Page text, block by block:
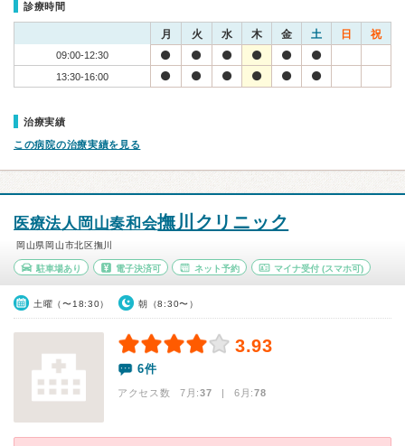
診療時間
月 火 水 木 金 土 日 祝
09:00-12:30
13:30-16:00
治療実績
この病院の治療実績を見る
医療法人岡山奏和会撫川クリニック
岡山県岡山市北区撫川
駐車場あり 電子決済可 ネット予約 マイナ受付 (スマホ可)
土曜（〜18:30） 朝（8:30〜）
3.93
6件
アクセス数 7月:37 | 6月:78